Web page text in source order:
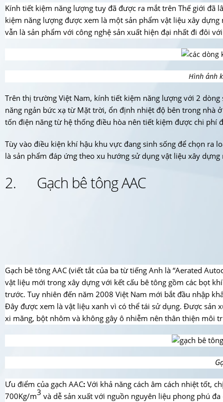
Kính tiết kiệm năng lượng tuy đã được ra mắt trên Thế giới
kiệm năng lượng được xem là một sản phẩm vật liệu xây
vẫn là sản phẩm với công nghệ sản xuất hiện đại nhất đi đôi
Hình ảnh
Trên thị trường Việt Nam, kính tiết kiệm năng lượng với 2
năng ngản bức xạ từ Mặt trời, ổn định nhiệt độ bên trong nhà
tốn điện năng từ hệ thống điều hòa nên tiết kiệm được chi phí
Tùy vào điều kiện khí hậu khu vực đang sinh sống để chọn ra
là sản phẩm đáp ứng theo xu hướng sử dụng vật liệu xây
2. Gạch bê tông AAC
Gạch bê tông AAC (viết tắt của ba từ tiếng Anh là “Aerated
vật liệu mới trong xây dựng với kết cấu bê tông gồm các bọt
trước. Tuy nhiên đến năm 2008 Việt Nam mới bắt đầu nhập
Đây được xem là vật liệu xanh vì có thể tái sử dụng. Được sản
xi măng, bột nhôm và không gây ô nhiễm nên thân thiện môi
Ưu điểm của gạch AAC:Với khả năng cách âm cách nhiệt tốt,
700Kg/m3 và dễ sản xuất với nguồn nguyên liệu phong phú